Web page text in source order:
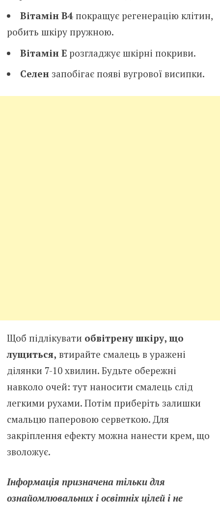
Вітамін B4покращує регенерацію клітин,
робить шкіру пружною.
Вітамін Eрозгладжує шкірні покриви.
Селензапобігає появі вугрової висипки.
Щоб підлікувати обвітрену шкіру, що
лущиться, втирайте смалець в уражені
ділянки 7-10 хвилин. Будьте обережні
навколо очей: тут наносити смалець слід
легкими рухами. Потім приберіть залишки
смальцю паперовою серветкою. Для
закріплення ефекту можна нанести крем, що
зволожує.
Інформація призначена тільки для
ознайомлювальних і освітніх цілей і не